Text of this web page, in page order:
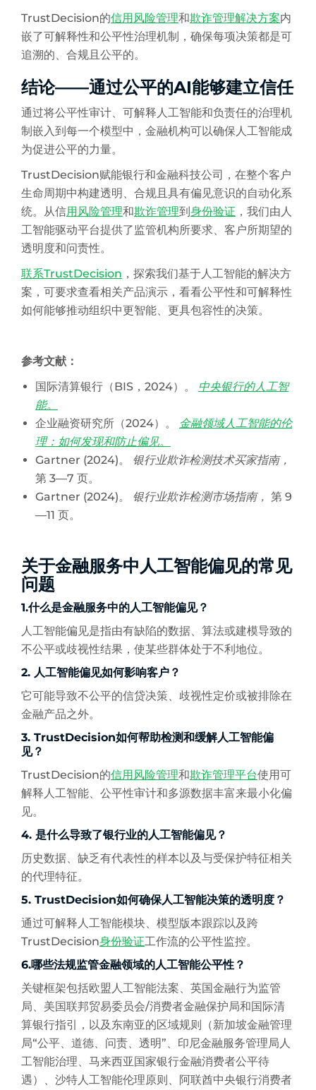
TrustDecision的信用风险管理和欺诈管理解决方案内
嵌了可解释性和公平性治理机制，确保每项决策都是可
追溯的、合规且公平的。
结论——通过公平的AI能够建立信任
通过将公平性审计、可解释人工智能和负责任的治理机
制嵌入到每一个模型中，金融机构可以确保人工智能成
为促进公平的力量。
TrustDecision赋能银行和金融科技公司，在整个客户
生命周期中构建透明、合规且具有偏见意识的自动化系
统。从信用风险管理和欺诈管理到身份验证 ，我们由人
工智能驱动平台提供了监管机构所要求、客户所期望的
透明度和问责性。
联系TrustDecision ，探索我们基于人工智能的解决方
案，可要求查看相关产品演示，看看公平性和可解释性
如何能够推动组织中更智能、更具包容性的决策。
参考文献：
国际清算银行（BIS，2024）。 中央银行的人工智
能。
企业融资研究所（2024）。
金融领域人工智能的伦
理：如何发现和防止偏见。
Gartner (2024)。 银行业欺诈检测技术买家指南，
第 3—7 页。
Gartner (2024)。 银行业欺诈检测市场指南， 第 9
—11 页。
关于金融服务中人工智能偏见的常见
问题
1.什么是金融服务中的人工智能偏见？
人工智能偏见是指由有缺陷的数据、算法或建模导致的
不公平或歧视性结果，使某些群体处于不利地位。
2. 人工智能偏见如何影响客户？
它可能导致不公平的信贷决策、歧视性定价或被排除在
金融产品之外。
3. TrustDecision如何帮助检测和缓解人工智能偏
见？
TrustDecision的信用风险管理和欺诈管理平台使用可
解释人工智能、公平性审计和多源数据丰富来最小化偏
见。
4. 是什么导致了银行业的人工智能偏见？
历史数据、缺乏有代表性的样本以及与受保护特征相关
的代理特征。
5. TrustDecision如何确保人工智能决策的透明度？
通过可解释人工智能模块、模型版本跟踪以及跨
TrustDecision身份验证工作流的公平性监控。
6.哪些法规监管金融领域的人工智能公平性？
关键框架包括欧盟人工智能法案、英国金融行为监管
局、美国联邦贸易委员会/消费者金融保护局和国际清
算银行指引，以及东南亚的区域规则（新加坡金融管理
局“公平、道德、问责、透明”、印尼金融服务管理局人
工智能治理、马来西亚国家银行金融消费者公平待
遇）、沙特人工智能伦理原则、阿联酋中央银行消费者